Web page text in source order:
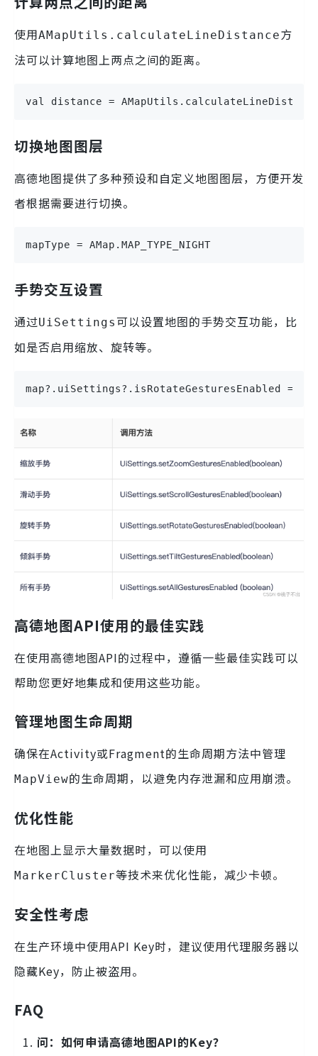
使用AMapUtils.calculateLineDistance方
法可以计算地图上两点之间的距离。
val distance =
切换地图图层
高德地图提供了多种预设和自定义地图图层，方便开发
者根据需要进行切换。
mapType = AMap.MAP_TYPE_NIGHT
手势交互设置
通过UiSettings 可以设置地图的手势交互功能，比
如是否启用缩放、旋转等。
map?.uiSettings?.isRotateGesturesEnabled =
高德地图API使用的最佳实践
在使用高德地图API的过程中，遵循一些最佳实践可以
帮助您更好地集成和使用这些功能。
管理地图生命周期
确保在Activity或Fragment的生命周期方法中管理
MapView的生命周期，以避免内存泄漏和应用崩溃。
优化性能
在地图上显示大量数据时，可以使用
MarkerCluster等技术来优化性能，减少卡顿。
安全性考虑
在生产环境中使用API Key时，建议使用代理服务器以
隐藏Key，防止被盗用。
FAQ
问：如何申请高德地图API的Key？